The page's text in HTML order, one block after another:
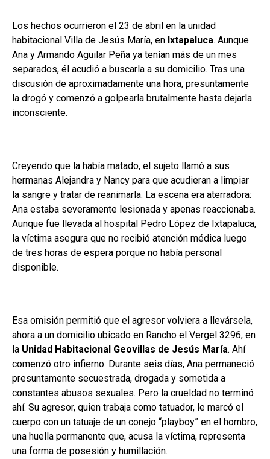
Los hechos ocurrieron el 23 de abril en la unidad
habitacional Villa de Jesús María, en Ixtapaluca. Aunque
Ana y Armando Aguilar Peña ya tenían más de un mes
separados, él acudió a buscarla a su domicilio. Tras una
discusión de aproximadamente una hora, presuntamente
la drogó y comenzó a golpearla brutalmente hasta dejarla
inconsciente.
Creyendo que la había matado, el sujeto llamó a sus
hermanas Alejandra y Nancy para que acudieran a limpiar
la sangre y tratar de reanimarla. La escena era aterradora:
Ana estaba severamente lesionada y apenas reaccionaba.
Aunque fue llevada al hospital Pedro López de Ixtapaluca,
la víctima asegura que no recibió atención médica luego
de tres horas de espera porque no había personal
disponible.
Esa omisión permitió que el agresor volviera a llevársela,
ahora a un domicilio ubicado en Rancho el Vergel 3296, en
la Unidad Habitacional Geovillas de Jesús María. Ahí
comenzó otro infierno. Durante seis días, Ana permaneció
presuntamente secuestrada, drogada y sometida a
constantes abusos sexuales. Pero la crueldad no terminó
ahí. Su agresor, quien trabaja como tatuador, le marcó el
cuerpo con un tatuaje de un conejo “playboy” en el hombro,
una huella permanente que, acusa la víctima, representa
una forma de posesión y humillación.